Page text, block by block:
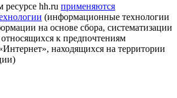
hh.ru применяются
(информационные технологии
на основе сбора, систематизации
к предпочтениям
находящихся на территории